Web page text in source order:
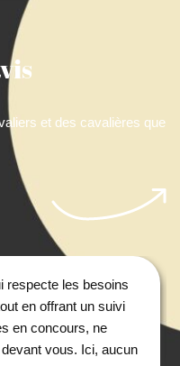
et des cavalières que
respecte les besoins
en offrant un suivi
en concours, ne
vous. Ici, aucun